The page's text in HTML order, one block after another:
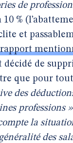
de
10 %
et
décidé de
que pour
des
professions
la
des